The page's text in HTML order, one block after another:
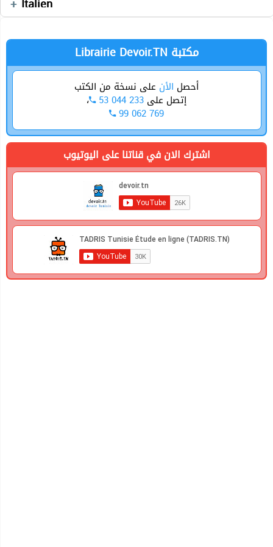
Italien
Librairie Devoir.TN مكتبة
أحصل الأن على نسخة من الكتب
إتصل على 53 044 233 ،
99 062 769
اشترك الان في قناتنا على اليوتيوب